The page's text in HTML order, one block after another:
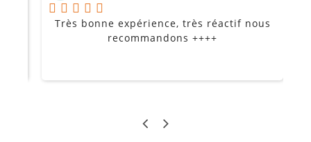
Très bonne expérience, très réactif nous
recommandons ++++